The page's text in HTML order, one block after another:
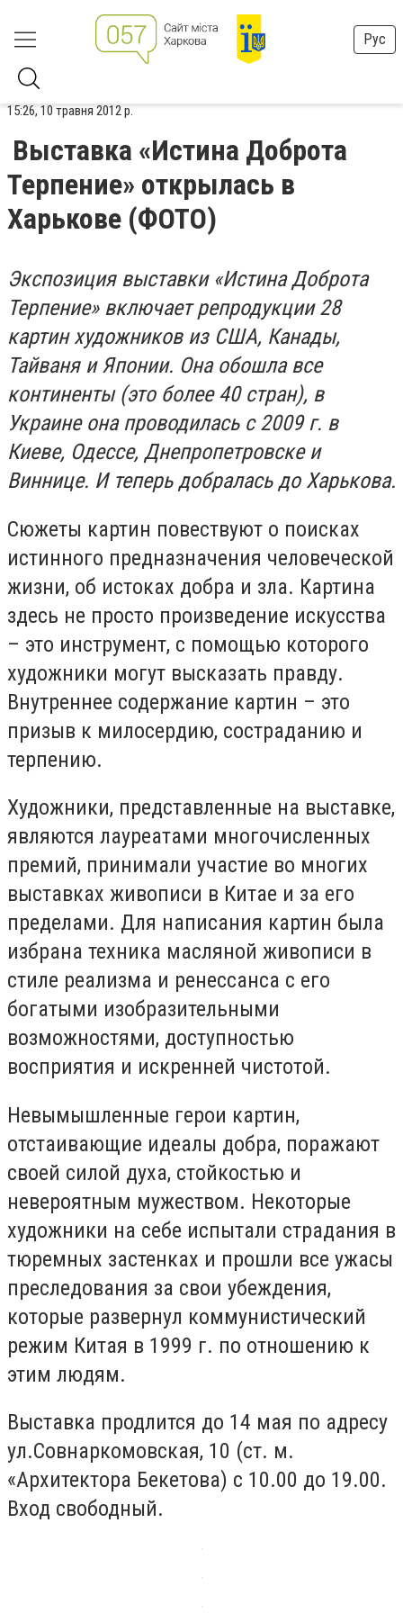
Рус
15:26, 10 травня 2012 р.
Выставка «Истина Доброта
Терпение» открылась в
Харькове (ФОТО)
Экспозиция выставки «Истина Доброта
Терпение» включает репродукции 28
картин художников из США, Канады,
Тайваня и Японии. Она обошла все
континенты (это более 40 стран), в
Украине она проводилась с 2009 г. в
Киеве, Одессе, Днепропетровске и
Виннице. И теперь добралась до Харькова.
Сюжеты картин повествуют о поисках
истинного предназначения человеческой
жизни, об истоках добра и зла. Картина
здесь не просто произведение искусства
– это инструмент, с помощью которого
художники могут высказать правду.
Внутреннее содержание картин – это
призыв к милосердию, состраданию и
терпению.
Художники, представленные на выставке,
являются лауреатами многочисленных
премий, принимали участие во многих
выставках живописи в Китае и за его
пределами. Для написания картин была
избрана техника масляной живописи в
стиле реализма и ренессанса с его
богатыми изобразительными
возможностями, доступностью
восприятия и искренней чистотой.
Невымышленные герои картин,
отстаивающие идеалы добра, поражают
своей силой духа, стойкостью и
невероятным мужеством. Некоторые
художники на себе испытали страдания в
тюремных застенках и прошли все ужасы
преследования за свои убеждения,
которые развернул коммунистический
режим Китая в 1999 г. по отношению к
этим людям.
Выставка продлится до 14 мая по адресу
ул.Совнаркомовская, 10 (ст. м.
«Архитектора Бекетова) с 10.00 до 19.00.
Вход свободный.